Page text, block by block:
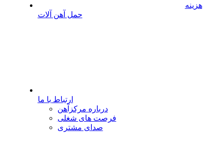
هزینه
حمل آهن آلات
ارتباط با ما
درباره مرکزآهن
فرصت های شغلی
صدای مشتری